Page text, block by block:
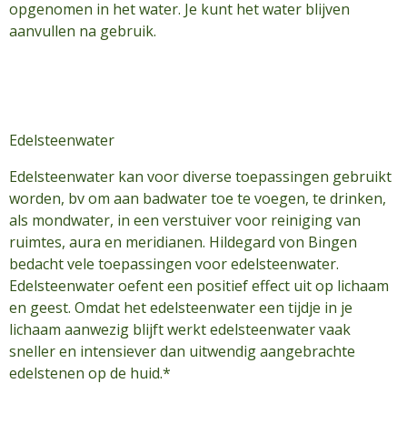
opgenomen in het water. Je kunt het water blijven
aanvullen na gebruik.
Edelsteenwater
Edelsteenwater kan voor diverse toepassingen gebruikt
worden, bv om aan badwater toe te voegen, te drinken,
als mondwater, in een verstuiver voor reiniging van
ruimtes, aura en meridianen. Hildegard von Bingen
bedacht vele toepassingen voor edelsteenwater.
Edelsteenwater oefent een positief effect uit op lichaam
en geest. Omdat het edelsteenwater een tijdje in je
lichaam aanwezig blijft werkt edelsteenwater vaak
sneller en intensiever dan uitwendig aangebrachte
edelstenen op de huid.*